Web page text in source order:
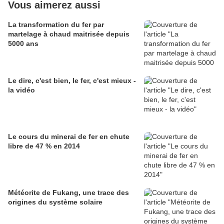
Vous aimerez aussi
La transformation du fer par
martelage à chaud maitrisée depuis
5000 ans
Le dire, c'est bien, le fer, c'est mieux -
la vidéo
Le cours du minerai de fer en chute
libre de 47 % en 2014
Météorite de Fukang, une trace des
origines du système solaire